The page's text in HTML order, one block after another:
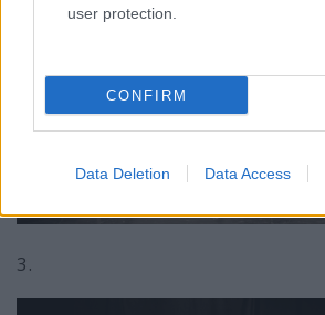
user protection.
CONFIRM
Data Deletion Data Access
3.